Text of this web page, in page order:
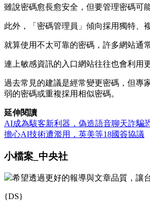
雖說密碼愈長愈安全，但要管理密碼可
此外，「密碼管理員」傾向採用獨特、
就算使用不太可靠的密碼，許多網站通
連上敏感資訊的入口網站往往也會利用
過去常見的建議是經常變更密碼，但專
弱的密碼或重複採用相似密碼。
延伸閱讀
AI成為駭客新利器，偽造語音聊天詐騙
擔心AI技術遭濫用，英美等18國簽協議
小檔案_中央社
希望透過更好的報導與文章品質，讓
{DS}